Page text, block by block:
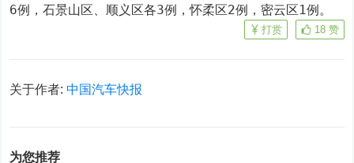
6例，石景山区、顺义区各3例，怀柔区2例，密云区1例。
18 赞
打赏
关于作者:中国汽车快报
为您推荐